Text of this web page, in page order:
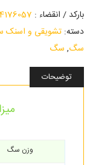
بارکد / انقضاء :
دسته:تشویقی و
سگ, سگ
توضیحات
وزن سگ